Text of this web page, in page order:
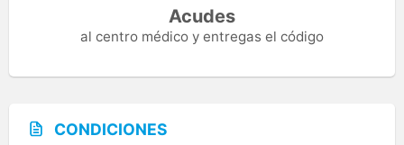
Acudes
al centro médico y entregas el código
CONDICIONES